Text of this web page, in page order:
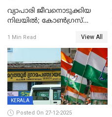
വ്യാപാരി ജീവനൊടുക്കിയ
നിലയില്‍; കോണ്‍ഗ്രസ്
മാനസികപീഡനമെന്ന് കുറിപ്പ്
1 Min Read View All
KERALA
Posted On 27-12-2025